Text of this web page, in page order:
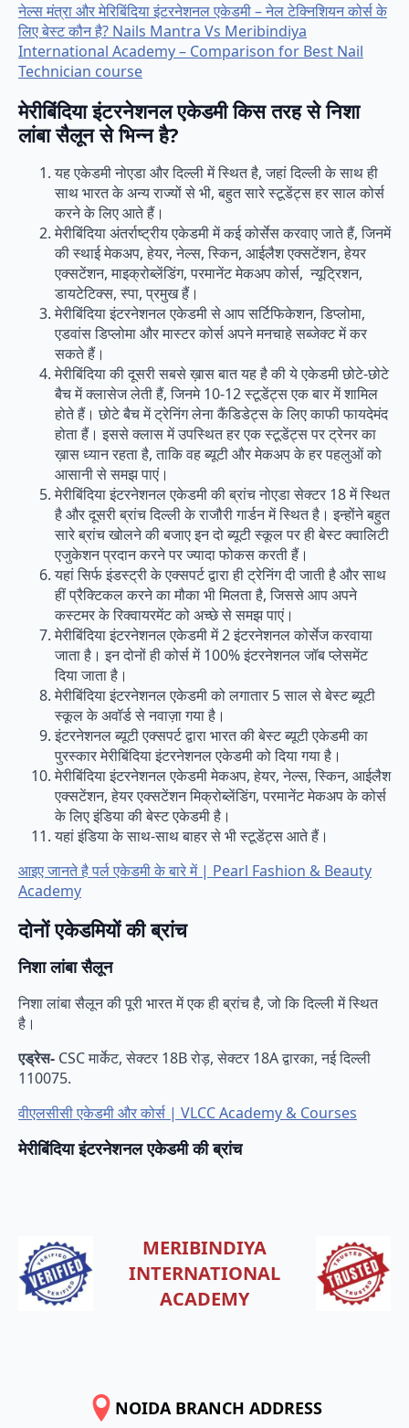
नेल्स मंत्रा और मेरिबिंदिया इंटरनेशनल एकेडमी – नेल टेक्निशियन कोर्स के
लिए बेस्ट कौन है? Nails Mantra Vs Meribindiya
International Academy – Comparison for Best Nail
Technician course
मेरीबिंदिया इंटरनेशनल एकेडमी किस तरह से निशा
लांबा सैलून से भिन्न है?
यह एकेडमी नोएडा और दिल्ली में स्थित है, जहां दिल्ली के साथ ही
साथ भारत के अन्य राज्यों से भी, बहुत सारे स्टूडेंट्स हर साल कोर्स
करने के लिए आते हैं।
मेरीबिंदिया अंतर्राष्ट्रीय एकेडमी में कई कोर्सेस करवाए जाते हैं, जिनमें
की स्थाई मेकअप, हेयर, नेल्स, स्किन, आईलैश एक्सटेंशन, हेयर
एक्सटेंशन, माइक्रोब्लेंडिंग, परमानेंट मेकअप कोर्स, न्यूट्रिशन,
डायटेटिक्स, स्पा, प्रमुख हैं।
मेरीबिंदिया इंटरनेशनल एकेडमी से आप सर्टिफिकेशन, डिप्लोमा,
एडवांस डिप्लोमा और मास्टर कोर्स अपने मनचाहे सब्जेक्ट में कर
सकते हैं।
मेरीबिंदिया की दूसरी सबसे ख़ास बात यह है की ये एकेडमी छोटे-छोटे
बैच में क्लासेज लेती हैं, जिनमे 10-12 स्टूडेंट्स एक बार में शामिल
होते हैं। छोटे बैच में ट्रेनिंग लेना कैंडिडेट्स के लिए काफी फायदेमंद
होता हैं। इससे क्लास में उपस्थित हर एक स्टूडेंट्स पर ट्रेनर का
ख़ास ध्यान रहता है, ताकि वह ब्यूटी और मेकअप के हर पहलुओं को
आसानी से समझ पाएं।
मेरीबिंदिया इंटरनेशनल एकेडमी की ब्रांच नोएडा सेक्टर 18 में स्थित
है और दूसरी ब्रांच दिल्ली के राजौरी गार्डन में स्थित है। इन्होंने बहुत
सारे ब्रांच खोलने की बजाए इन दो ब्यूटी स्कूल पर ही बेस्ट क्वालिटी
एजुकेशन प्रदान करने पर ज्यादा फोकस करती हैं।
यहां सिर्फ इंडस्ट्री के एक्सपर्ट द्वारा ही ट्रेनिंग दी जाती है और साथ
हीं प्रैक्टिकल करने का मौका भी मिलता है, जिससे आप अपने
कस्टमर के रिक्वायरमेंट को अच्छे से समझ पाएं।
मेरीबिंदिया इंटरनेशनल एकेडमी में 2 इंटरनेशनल कोर्सेज करवाया
जाता है। इन दोनों ही कोर्स में 100% इंटरनेशनल जॉब प्लेसमेंट
दिया जाता है।
मेरीबिंदिया इंटरनेशनल एकेडमी को लगातार 5 साल से बेस्ट ब्यूटी
स्कूल के अवॉर्ड से नवाज़ा गया है।
इंटरनेशनल ब्यूटी एक्सपर्ट द्वारा भारत की बेस्ट ब्यूटी एकेडमी का
पुरस्कार मेरीबिंदिया इंटरनेशनल एकेडमी को दिया गया है।
मेरीबिंदिया इंटरनेशनल एकेडमी मेकअप, हेयर, नेल्स, स्किन, आईलैश
एक्सटेंशन, हेयर एक्सटेंशन मिक्रोब्लेंडिंग, परमानेंट मेकअप के कोर्स
के लिए इंडिया की बेस्ट एकेडमी है।
यहां इंडिया के साथ-साथ बाहर से भी स्टूडेंट्स आते हैं।
आइए जानते है पर्ल एकेडमी के बारे में | Pearl Fashion & Beauty
Academy
दोनों एकेडमियों की ब्रांच
निशा लांबा सैलून
निशा लांबा सैलून की पूरी भारत में एक ही ब्रांच है, जो कि दिल्ली में स्थित
है।
एड्रेस- CSC मार्केट, सेक्टर 18B रोड़, सेक्टर 18A द्वारका, नई दिल्ली
110075.
वीएलसीसी एकेडमी और कोर्स | VLCC Academy & Courses
मेरीबिंदिया इंटरनेशनल एकेडमी की ब्रांच
MERIBINDIYA
INTERNATIONAL
ACADEMY
NOIDA BRANCH ADDRESS